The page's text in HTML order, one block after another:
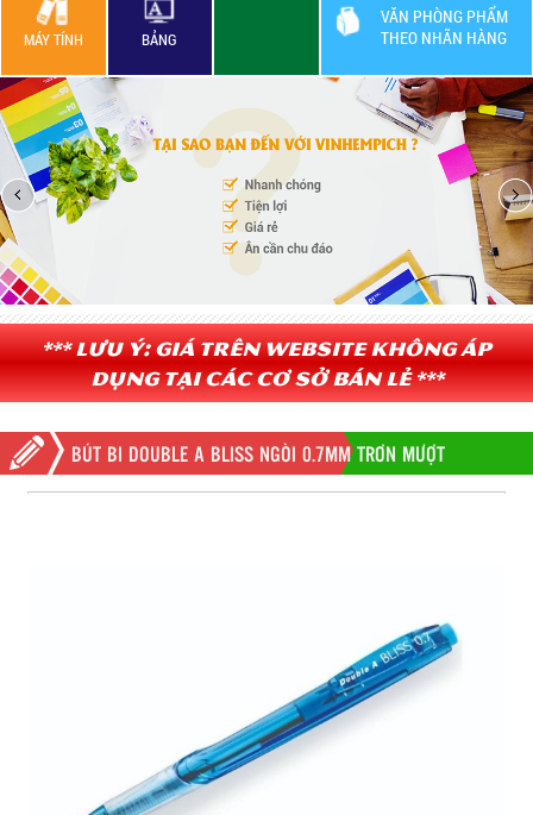
VĂN PHÒNG PHẨM
THEO NHÃN HÀNG
MÁY TÍNH BẢNG
*** Lưu ý: Giá trên website không áp
dụng tại các cơ sở bán lẻ ***
BÚT BI DOUBLE A BLISS NGÒI 0.7MM TRƠN MƯỢT